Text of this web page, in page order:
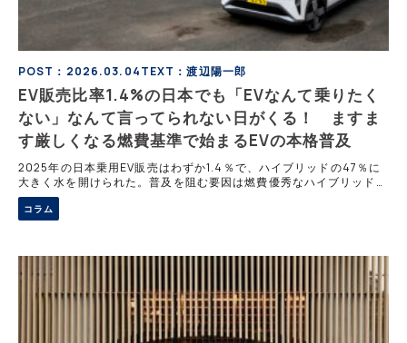
POST：2026.03.04TEXT：渡辺陽一郎
EV販売比率1.4%の日本でも「EVなんて乗りたく
ない」なんて言ってられない日がくる！ ますま
す厳しくなる燃費基準で始まるEVの本格普及
2025年の日本乗用EV販売はわずか1.4％で、ハイブリッドの47％に
大きく水を開けられた。普及を阻む要因は燃費優秀なハイブリッドの
満足度、集合住宅40％の充電難、車種不足である。しかし2030年度
燃費基準25.4km/L達成にはEV拡大が不可欠だ。
コラム